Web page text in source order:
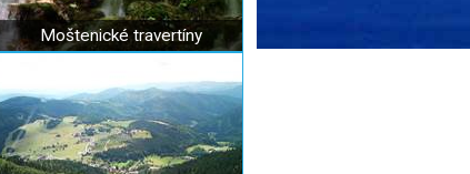
Moštenické travertíny